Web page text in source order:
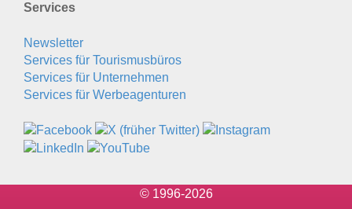
Services
Newsletter
Services für Tourismusbüros
Services für Unternehmen
Services für Werbeagenturen
© 1996-2026